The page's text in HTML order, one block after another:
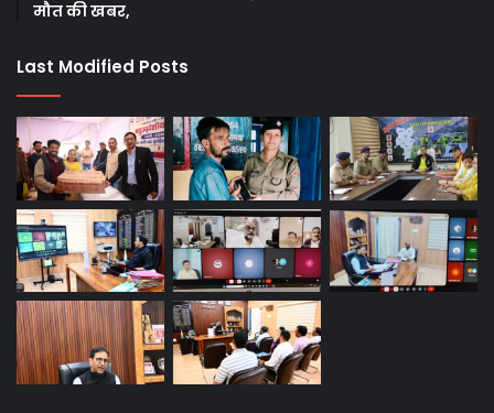
मौत की खबर,
Last Modified Posts